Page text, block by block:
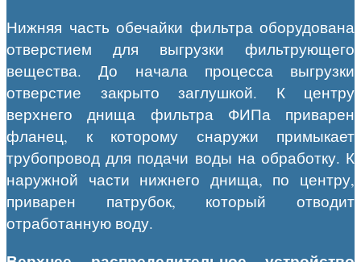
Нижняя часть обечайки фильтра оборудована
отверстием для выгрузки фильтрующего
вещества. До начала процесса выгрузки
отверстие закрыто заглушкой. К центру
верхнего днища фильтра ФИПа приварен
фланец, к которому снаружи примыкает
трубопровод для подачи воды на обработку. К
наружной части нижнего днища, по центру,
приварен патрубок, который отводит
отработанную воду.